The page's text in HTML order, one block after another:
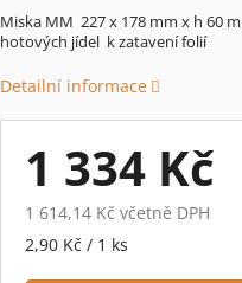
produktu
je
z
Miska MM 227 x 178 mm x h 60
hotových jídel k zatavení folií
Detailní informace
1 334 Kč
1 614,14 Kč včetně DPH
Měrná
2,90 Kč / 1 ks